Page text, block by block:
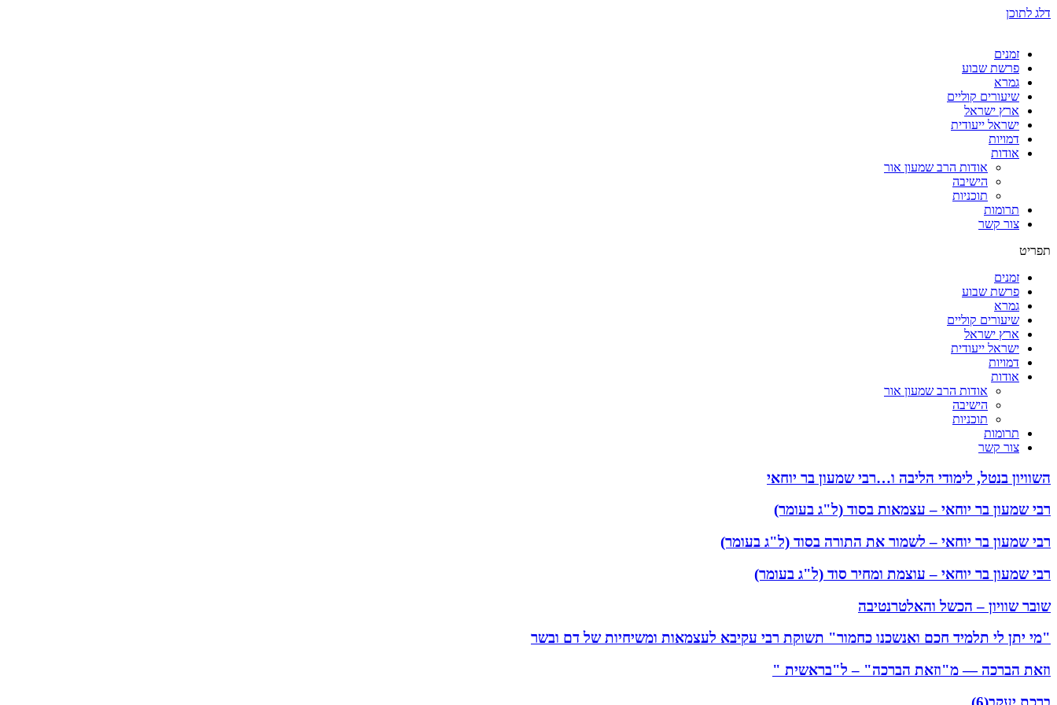
דלג לתוכן
זמנים
פרשת שבוע
גמרא
שיעורים קוליים
ארץ ישראל
ישראל ייעודית
דמויות
אודות
אודות הרב שמעון אור
הישיבה
תוכניות
תרומות
צור קשר
תפריט
זמנים
פרשת שבוע
גמרא
שיעורים קוליים
ארץ ישראל
ישראל ייעודית
דמויות
אודות
אודות הרב שמעון אור
הישיבה
תוכניות
תרומות
צור קשר
השוויון בנטל, לימודי הליבה ו…רבי שמעון בר יוחאי
רבי שמעון בר יוחאי – עצמאות בסוד (ל"ג בעומר)
רבי שמעון בר יוחאי – לשמור את התורה בסוד (ל"ג בעומר)
רבי שמעון בר יוחאי – עוצמת ומחיר סוד (ל"ג בעומר)
שובר שוויון – הכשל והאלטרנטיבה
"מי יתן לי תלמיד חכם ואנשכנו כחמור" תשוקת רבי עקיבא לעצמאות ומשיחיות של דם ובשר
וזאת הברכה — מ"וזאת הברכה" – ל"בראשית "